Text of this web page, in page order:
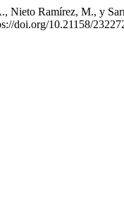
Nieto Ramírez, M., y
doi.org/10.21158/